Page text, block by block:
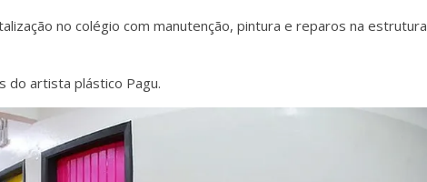
no colégio com manutenção, pintura e reparos na estrutura
do artista plástico Pagu.